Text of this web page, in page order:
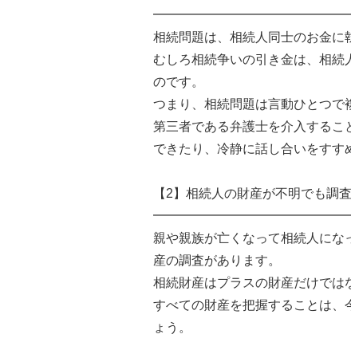
相続問題は、相続人同士のお金に
むしろ相続争いの引き金は、相
のです。
つまり、相続問題は言動ひとつで
第三者である弁護士を介入する
できたり、冷静に話し合いをすす
【2】相続人の財産が不明でも調
親や親族が亡くなって相続人に
産の調査があります。
相続財産はプラスの財産だけでは
すべての財産を把握することは、
ょう。